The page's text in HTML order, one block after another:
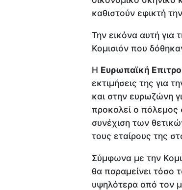
καθιστούν εφικτή
Την εικόνα αυτή για
Κομισιόν που
Η Ευρωπαϊκή
εκτιμήσεις της για
και στην ευρωζώνη
προκαλεί ο πόλεμος
συνέχιση των
τους εταίρους της
Σύμφωνα με την
θα παραμείνει τόσο
υψηλότερα από τον